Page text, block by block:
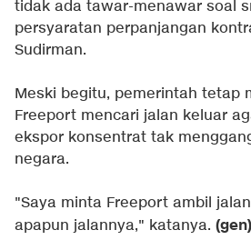
tidak ada tawar-menawar soal
persyaratan perpanjangan
Sudirman.
Meski begitu, pemerintah tetap
Freeport mencari jalan keluar
ekspor konsentrat tak
negara.
"Saya minta Freeport ambil
apapun jalannya," katanya. (gen)